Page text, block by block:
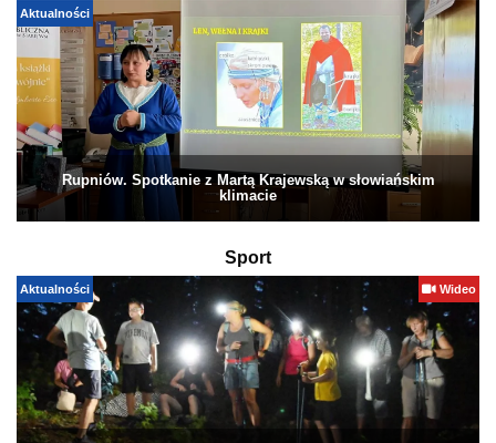
Aktualności
Rupniów. Spotkanie z Martą Krajewską w słowiańskim
klimacie
Sport
Aktualności Wideo